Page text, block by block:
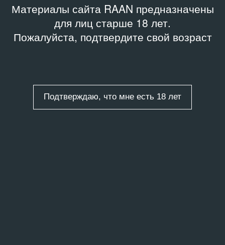
Материалы сайта RAAN предназначены
для лиц старше 18 лет.
Пожалуйста, подтвердите свой возраст
Подтверждаю, что мне есть 18 лет